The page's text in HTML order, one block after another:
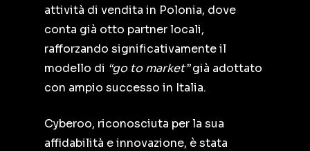
attività di vendita in Polonia, dove
conta già otto partner locali,
rafforzando significativamente il
modello di “go to market”già adottato
con ampio successo in Italia.
Cyberoo, riconosciuta per la sua
affidabilità e innovazione, è stata